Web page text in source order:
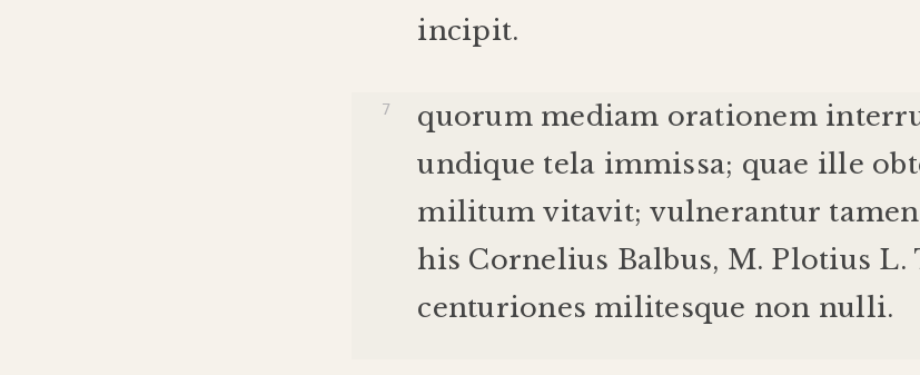
incipit.
quorum mediam orationem
undique tela immissa; quae ille
militum vitavit;vulnerantur tamen
his Cornelius Balbus, M. Plotius L.
centuriones militesque non nulli.